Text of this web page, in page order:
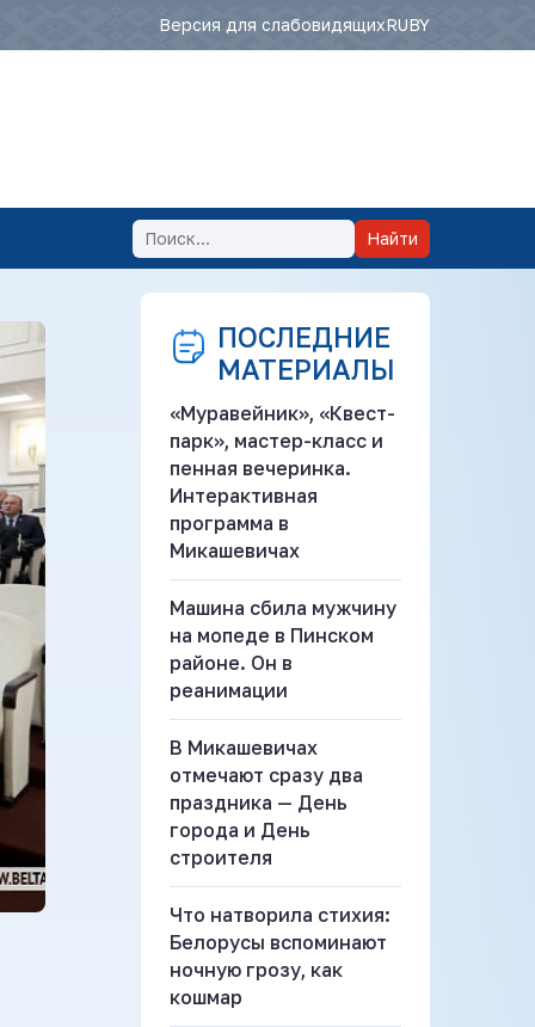
Версия для слабовидящихRUBY
Найти
ПОСЛЕДНИЕ
МАТЕРИАЛЫ
«Муравейник», «Квест-
парк», мастер-класс и
пенная вечеринка.
Интерактивная
программа в
Микашевичах
Машина сбила мужчину
на мопеде в Пинском
районе. Он в
реанимации
В Микашевичах
отмечают сразу два
праздника — День
города и День
строителя
Что натворила стихия:
Белорусы вспоминают
ночную грозу, как
кошмар